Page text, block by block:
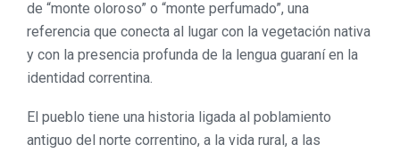
de “monte oloroso” o “monte perfumado”, una
referencia que conecta al lugar con la vegetación nativa
y con la presencia profunda de la lengua guaraní en la
identidad correntina.
El pueblo tiene una historia ligada al poblamiento
antiguo del norte correntino, a la vida rural, a las